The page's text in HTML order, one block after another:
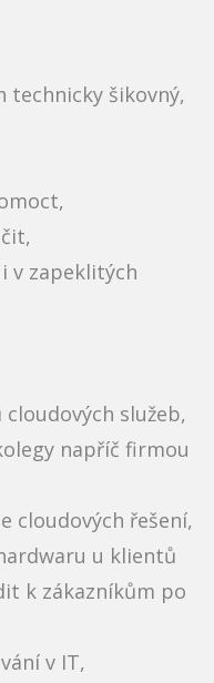
technicky šikovný,
v zapeklitých
služeb,
napříč firmou
cloudových řešení,
u klientů
k zákazníkům po
v IT,